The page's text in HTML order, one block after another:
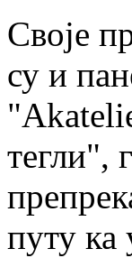
Своје
су и
тегли",
путу ка